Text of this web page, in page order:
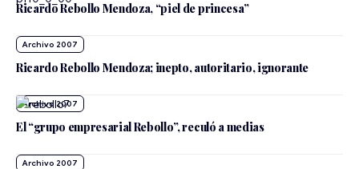
Ricardo Rebollo Mendoza, “piel de princesa”
Archivo 2007
Ricardo Rebollo Mendoza; inepto, autoritario, ignorante
Archivo 2007
El “grupo empresarial Rebollo”, reculó a medias
Archivo 2007